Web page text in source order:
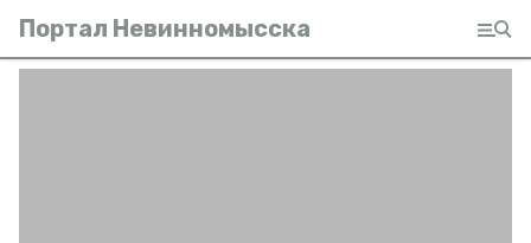
Портал Невинномысска